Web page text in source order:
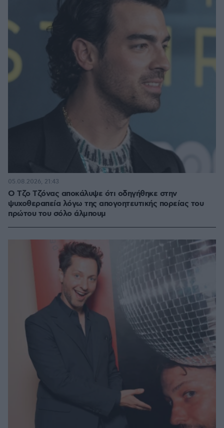
Ο Τζο Τζόνας αποκάλυψε ότι οδηγήθηκε στην
ψυχοθεραπεία λόγω της απογοητευτικής πορείας του
πρώτου του σόλο άλμπουμ
05.08.2026, 21:43